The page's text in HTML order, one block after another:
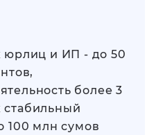
юрлиц и ИП - до 50
более 3
100 млн сумов